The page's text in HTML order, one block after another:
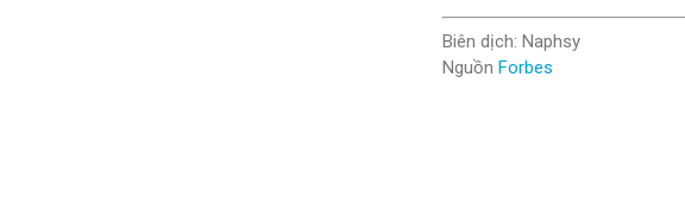
Biên dịch: Naphsy
Nguồn Forbes